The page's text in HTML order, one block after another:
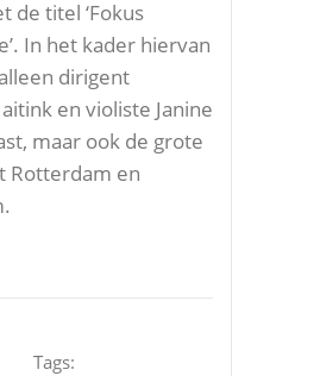
de titel ‘Fokus
In het kader hiervan
dirigent
en violiste Janine
maar ook de grote
Rotterdam en
Tags: